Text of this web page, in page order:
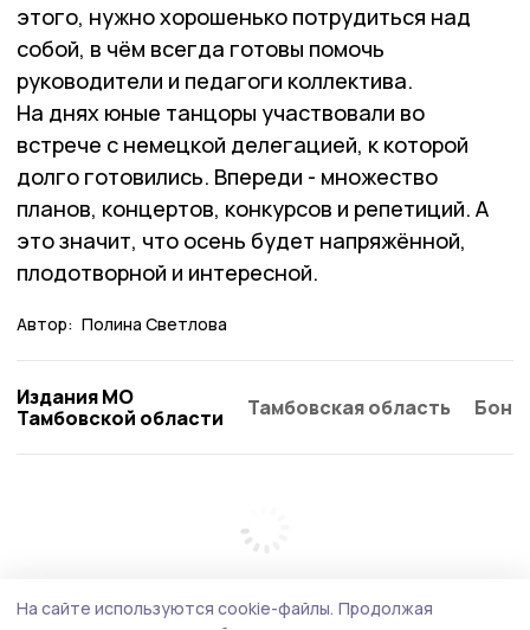
этого, нужно хорошенько потрудиться над
собой, в чём всегда готовы помочь
руководители и педагоги коллектива.
На днях юные танцоры участвовали во
встрече с немецкой делегацией, к которой
долго готовились. Впереди - множество
планов, концертов, конкурсов и репетиций. А
это значит, что осень будет напряжённой,
плодотворной и интересной.
Автор: Полина Светлова
Издания МО
Тамбовской области
Тамбовская область
На сайте используются cookie-файлы. Продолжая